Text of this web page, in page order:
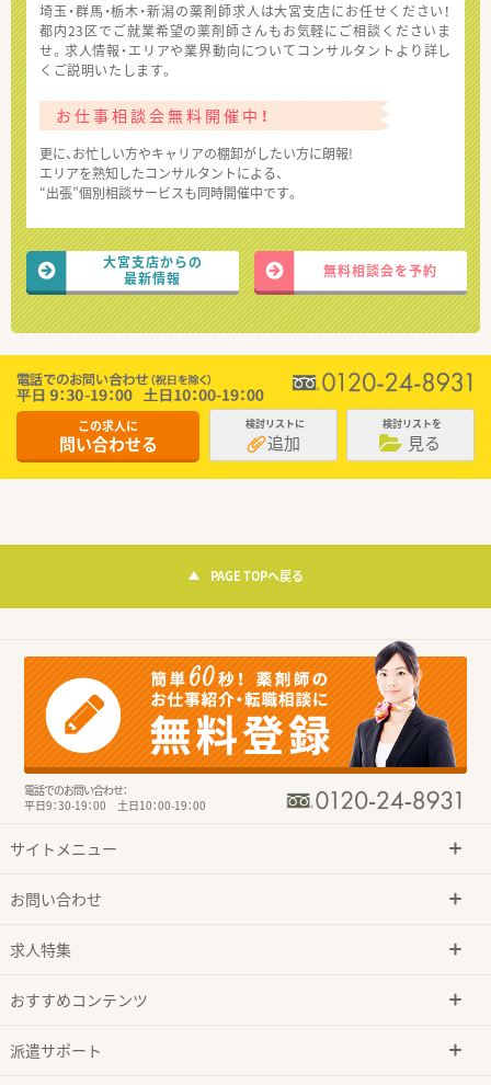
埼玉・群馬・栃木・新潟の薬剤師求人は大宮支店にお任せください！
都内23区でご就業希望の薬剤師さんもお気軽にご相談くださいま
せ。求人情報・エリアや業界動向についてコンサルタントより詳し
くご説明いたします。
お仕事相談会無料開催中！
更に、お忙しい方やキャリアの棚卸がしたい方に朗報!
エリアを熟知したコンサルタントによる、
“出張”個別相談サービスも同時開催中です。
大宮支店からの
最新情報
無料相談会を予約
この求人に
問い合わせる
検討リストに
追加
検討リストを
見る
PAGE TOPへ戻る
電話でのお問い合わせ：
平日9：30-19：00 土日10：00-19：00
サイトメニュー
お問い合わせ
求人特集
おすすめコンテンツ
派遣サポート